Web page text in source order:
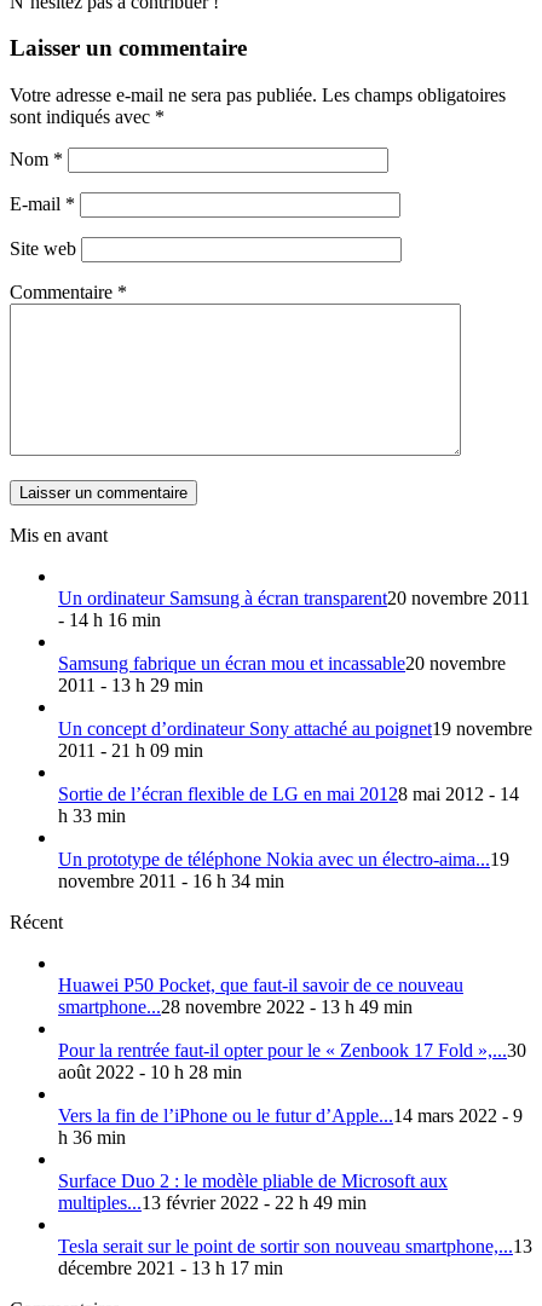
Laisser un commentaire
Votre adresse e-mail ne sera pas publiée. Les champs obligatoires
sont indiqués avec *
Nom *
E-mail *
Site web
Commentaire *
Mis en avant
Un ordinateur Samsung à écran transparent20 novembre 2011
- 14 h 16 min
Samsung fabrique un écran mou et incassable20 novembre
2011 - 13 h 29 min
Un concept d’ordinateur Sony attaché au poignet19 novembre
2011 - 21 h 09 min
Sortie de l’écran flexible de LG en mai 20128 mai 2012 - 14
h 33 min
Un prototype de téléphone Nokia avec un électro-aima...19
novembre 2011 - 16 h 34 min
Récent
Huawei P50 Pocket, que faut-il savoir de ce nouveau
smartphone...28 novembre 2022 - 13 h 49 min
Pour la rentrée faut-il opter pour le « Zenbook 17 Fold »,...30
août 2022 - 10 h 28 min
Vers la fin de l’iPhone ou le futur d’Apple...14 mars 2022 - 9
h 36 min
Surface Duo 2 : le modèle pliable de Microsoft aux
multiples...13 février 2022 - 22 h 49 min
Tesla serait sur le point de sortir son nouveau smartphone,...13
décembre 2021 - 13 h 17 min